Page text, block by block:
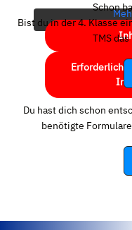
Schon
Bist du in der 4. Klasse
TMS
Du hast dich schon
benötigte